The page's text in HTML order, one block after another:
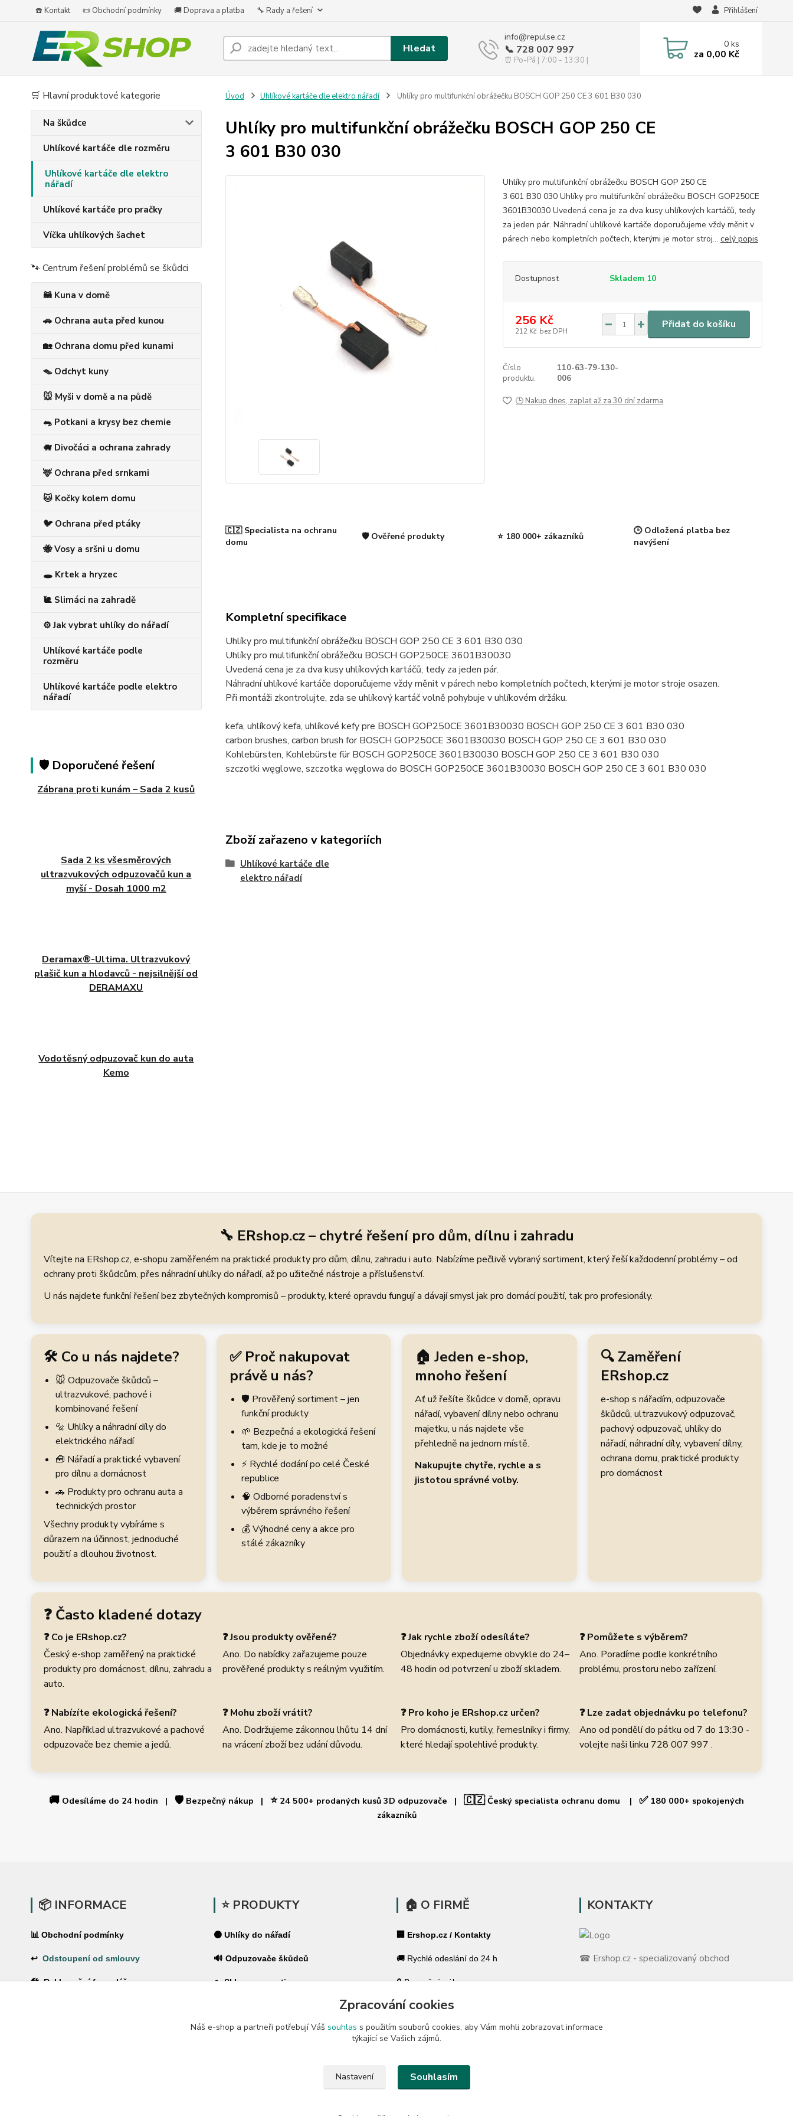
☎️ Kontakt 📜 Obchodní podmínky 🚚 Doprava a platba 🔧 Rady a řešení Přihlášení
Hledat
info@repulse.cz
📞 728 007 997
⏰ Po-Pá | 7:00 - 13:30 |
0ks
za 0,00 Kč
🛒 Hlavní produktové kategorie
Na škůdce
Uhlíkové kartáče dle rozměru
Uhlíkové kartáče dle elektro
nářadí
Uhlíkové kartáče pro pračky
Víčka uhlíkových šachet
🐾 Centrum řešení problémů se škůdci
🦝 Kuna v domě
🚗 Ochrana auta před kunou
🏡 Ochrana domu před kunami
🪤 Odchyt kuny
🐭 Myši v domě a na půdě
🐀 Potkani a krysy bez chemie
🐗 Divočáci a ochrana zahrady
🦌 Ochrana před srnkami
🐱 Kočky kolem domu
🐦 Ochrana před ptáky
🐝 Vosy a sršni u domu
🕳️ Krtek a hryzec
🐌 Slimáci na zahradě
⚙️ Jak vybrat uhlíky do nářadí
Uhlíkové kartáče podle
rozměru
Uhlíkové kartáče podle elektro
nářadí
🛡️ Doporučené řešení
Zábrana proti kunám – Sada 2 kusů
Sada 2 ks všesměrových
ultrazvukových odpuzovačů kun a
myší - Dosah 1000 m2
Deramax®-Ultima. Ultrazvukový
plašič kun a hlodavců - nejsilnější od
DERAMAXU
Vodotěsný odpuzovač kun do auta
Kemo
Úvod Uhlíkové kartáče dle elektro nářadí Uhlíky pro multifunkční obrážečku BOSCH GOP 250 CE 3 601 B30 030
Uhlíky pro multifunkční obrážečku BOSCH GOP 250 CE
3 601 B30 030
Uhlíky pro multifunkční obrážečku BOSCH GOP 250 CE
3 601 B30 030 Uhlíky pro multifunkční obrážečku BOSCH GOP250CE
3601B30030 Uvedená cena je za dva kusy uhlíkových kartáčů, tedy
za jeden pár. Náhradní uhlíkové kartáče doporučujeme vždy měnit v
párech nebo kompletních počtech, kterými je motor stroj... celý popis
Dostupnost Skladem 10
256 Kč
212 Kč bez DPH
Přidat do košíku
Číslo
produktu:
110-63-79-130-
006
🕒 Nakup dnes, zaplať až za 30 dní zdarma
🇨🇿 Specialista na ochranu
domu
🛡️ Ověřené produkty ⭐ 180 000+ zákazníků
🕒 Odložená platba bez
navýšení
Kompletní specifikace
Uhlíky pro multifunkční obrážečku BOSCH GOP 250 CE 3 601 B30 030
Uhlíky pro multifunkční obrážečku BOSCH GOP250CE 3601B30030
Uvedená cena je za dva kusy uhlíkových kartáčů, tedy za jeden pár.
Náhradní uhlíkové kartáče doporučujeme vždy měnit v párech nebo kompletních počtech, kterými je motor stroje osazen.
Při montáži zkontrolujte, zda se uhlíkový kartáč volně pohybuje v uhlíkovém držáku.
kefa, uhlíkový kefa, uhlíkové kefy pre BOSCH GOP250CE 3601B30030 BOSCH GOP 250 CE 3 601 B30 030
carbon brushes, carbon brush for BOSCH GOP250CE 3601B30030 BOSCH GOP 250 CE 3 601 B30 030
Kohlebürsten, Kohlebürste für BOSCH GOP250CE 3601B30030 BOSCH GOP 250 CE 3 601 B30 030
szczotki węglowe, szczotka węglowa do BOSCH GOP250CE 3601B30030 BOSCH GOP 250 CE 3 601 B30 030
Zboží zařazeno v kategoriích
Uhlíkové kartáče dle
elektro nářadí
🔧 ERshop.cz – chytré řešení pro dům, dílnu i zahradu
Vítejte na ERshop.cz, e-shopu zaměřeném na praktické produkty pro dům, dílnu, zahradu i auto. Nabízíme pečlivě vybraný sortiment, který řeší každodenní problémy – od
ochrany proti škůdcům, přes náhradní uhlíky do nářadí, až po užitečné nástroje a příslušenství.
U nás najdete funkční řešení bez zbytečných kompromisů – produkty, které opravdu fungují a dávají smysl jak pro domácí použití, tak pro profesionály.
🛠️ Co u nás najdete?
🐭 Odpuzovače škůdců –
ultrazvukové, pachové i
kombinované řešení
🔩 Uhlíky a náhradní díly do
elektrického nářadí
🧰 Nářadí a praktické vybavení
pro dílnu a domácnost
🚗 Produkty pro ochranu auta a
technických prostor
Všechny produkty vybíráme s
důrazem na účinnost, jednoduché
použití a dlouhou životnost.
✅ Proč nakupovat
právě u nás?
🛡️ Prověřený sortiment – jen
funkční produkty
🌱 Bezpečná a ekologická řešení
tam, kde je to možné
⚡ Rychlé dodání po celé České
republice
🧠 Odborné poradenství s
výběrem správného řešení
💰 Výhodné ceny a akce pro
stálé zákazníky
🏠 Jeden e-shop,
mnoho řešení
Ať už řešíte škůdce v domě, opravu
nářadí, vybavení dílny nebo ochranu
majetku, u nás najdete vše
přehledně na jednom místě.
Nakupujte chytře, rychle a s
jistotou správné volby.
🔍 Zaměření
ERshop.cz
e-shop s nářadím, odpuzovače
škůdců, ultrazvukový odpuzovač,
pachový odpuzovač, uhlíky do
nářadí, náhradní díly, vybavení dílny,
ochrana domu, praktické produkty
pro domácnost
❓ Často kladené dotazy
❓ Co je ERshop.cz?
Český e-shop zaměřený na praktické
produkty pro domácnost, dílnu, zahradu a
auto.
❓ Jsou produkty ověřené?
Ano. Do nabídky zařazujeme pouze
prověřené produkty s reálným využitím.
❓ Jak rychle zboží odesíláte?
Objednávky expedujeme obvykle do 24–
48 hodin od potvrzení u zboží skladem.
❓ Pomůžete s výběrem?
Ano. Poradíme podle konkrétního
problému, prostoru nebo zařízení.
❓ Nabízíte ekologická řešení?
Ano. Například ultrazvukové a pachové
odpuzovače bez chemie a jedů.
❓ Mohu zboží vrátit?
Ano. Dodržujeme zákonnou lhůtu 14 dní
na vrácení zboží bez udání důvodu.
❓ Pro koho je ERshop.cz určen?
Pro domácnosti, kutily, řemeslníky i firmy,
které hledají spolehlivé produkty.
❓ Lze zadat objednávku po telefonu?
Ano od pondělí do pátku od 7 do 13:30 -
volejte naši linku 728 007 997 .
🚚 Odesíláme do 24 hodin | 🛡️ Bezpečný nákup | ⭐24 500+ prodaných kusů 3D odpuzovače | 🇨🇿Český specialista ochranu domu | ✅180 000+ spokojených
zákazníků
📦 INFORMACE
📊 Obchodní podmínky
↩ Odstoupení od smlouvy
🛠 Reklamační formulář
⭐ PRODUKTY
⚫ Uhlíky do nářadí
🔊 Odpuzovače škůdců
🪤 Sklopce a pasti
⚡ Elektrické ohradníky
🏠 O FIRMĚ
🏢 Ershop.cz / Kontakty
🚚 Rychlé odeslání do 24 h
🔒 Bezpečný nákup
⭐ 180 000+ spokojených zákazníků
🇨🇿 Český specialista pro váš dům
KONTAKTY
☎ Ershop.cz - specializovaný obchod
Zpracování cookies
Náš e-shop a partneři potřebují Váš souhlas s použitím souborů cookies, aby Vám mohli zobrazovat informace
týkající se Vašich zájmů.
Nastavení Souhlasím